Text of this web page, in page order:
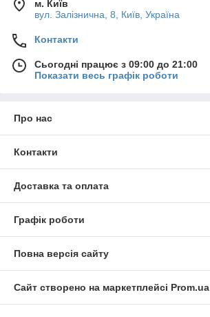
м. Київ
вул. Залізнична, 8, Київ, Україна
Контакти
Сьогодні працює з 09:00 до 21:00
Показати весь графік роботи
Про нас
Контакти
Доставка та оплата
Графік роботи
Повна версія сайту
Сайт створено на маркетплейсі Prom.ua